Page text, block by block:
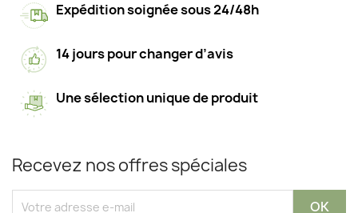
Expédition soignée sous 24/48h
14 jours pour changer d’avis
Une sélection unique de produit
Recevez nos offres spéciales